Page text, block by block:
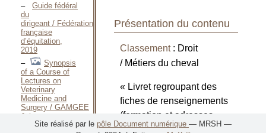
Guide fédéral
du
dirigeant / Fédération
française
d’équitation,
2019
Synopsis
of a Course of
Lectures on
Veterinary
Medicine and
Surgery / GAMGEE
John,
MDCCCLX
Présentation du contenu
Classement: Droit
/ Métiers du cheval
« Livret regroupant des
fiches de renseignements
(formation et adresses
utiles) pour accéder à un
Site réalisé par le pôle Document numérique — MRSH —